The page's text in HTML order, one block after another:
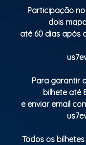
Participação
dois
até 60 dias após
Para garantir
bilhete até
e enviar email
Todos os